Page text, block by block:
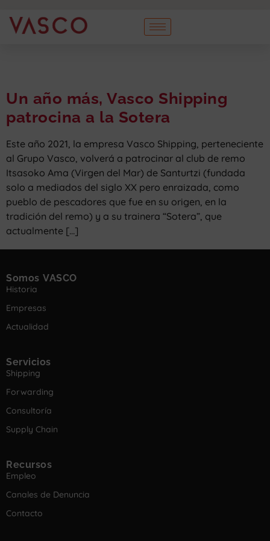
Un año más, Vasco Shipping
patrocina a la Sotera
Este año 2021, la empresa Vasco Shipping, perteneciente
al Grupo Vasco, volverá a patrocinar al club de remo
Itsasoko Ama (Virgen del Mar) de Santurtzi (fundada
solo a mediados del siglo XX pero enraizada, como
pueblo de pescadores que fue en su origen, en la
tradición del remo) y a su trainera “Sotera”, que
actualmente […]
Somos VASCO
Historia
Empresas
Actualidad
Servicios
Shipping
Forwarding
Consultoría
Supply Chain
Recursos
Empleo
Canales de Denuncia
Contacto